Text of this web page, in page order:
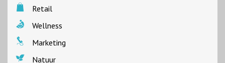
Retail
Wellness
Marketing
Natuur